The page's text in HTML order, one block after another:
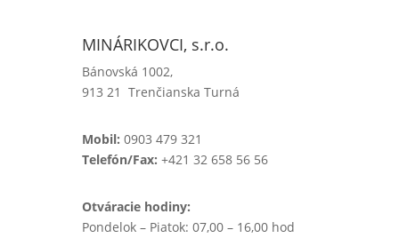
MINÁRIKOVCI, s.r.o.
Bánovská 1002,
913 21 Trenčianska Turná
Mobil: 0903 479 321
Telefón/Fax: +421 32 658 56 56
Otváracie hodiny:
Pondelok – Piatok: 07,00 – 16,00 hod